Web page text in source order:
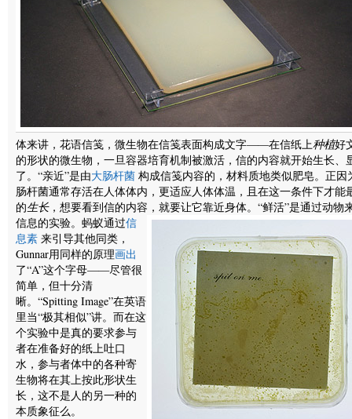
体来讲，花语信笺，微生物在信笺表面构成文字——在信纸上种植好
的形状的微生物，一旦容器培育机制被激活，信的内容就开始生长、
了。“亲近”是由大肠杆菌 构成信笺内容的，材料质地类似肥皂。正因
肠杆菌通常存活在人体体内，更适应人体体温，且在这一条件下才能
的生长，想要看到信的内容，就要让它靠近身体。 “鲜活”是通过动物
信息的实验。蚂蚁通过信
息素 来引导其他同类，
Gunnar用同样的原理画出
了“A”这个字母——尽管很
简单，但十分清
晰。“Spitting Image”在英语
里当“极其相似”讲。而在这
个实验中是真的要求参与
者在准备好的纸上吐口
水，参与者体中的各种寄
生物将在其上按此形状生
长，这不是人的另一种的
本质象征么。